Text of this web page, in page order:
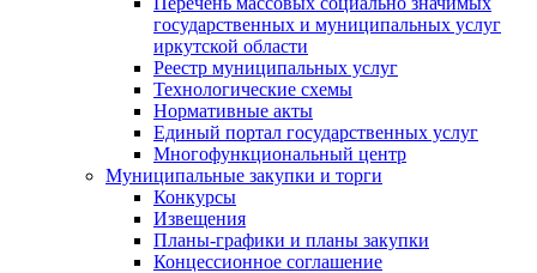
государственных и муниципальных услуг
иркутской области
Реестр муниципальных услуг
Технологические схемы
Нормативные акты
Единый портал государственных услуг
Многофункциональный центр
Муниципальные закупки и торги
Конкурсы
Извещения
Планы-графики и планы закупки
Концессионное соглашение